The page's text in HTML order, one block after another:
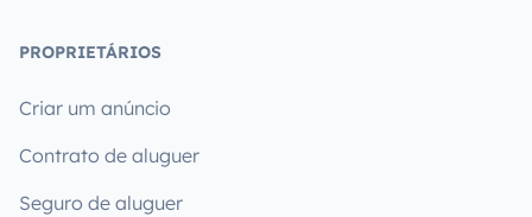
PROPRIETÁRIOS
Criar um anúncio
Contrato de aluguer
Seguro de aluguer